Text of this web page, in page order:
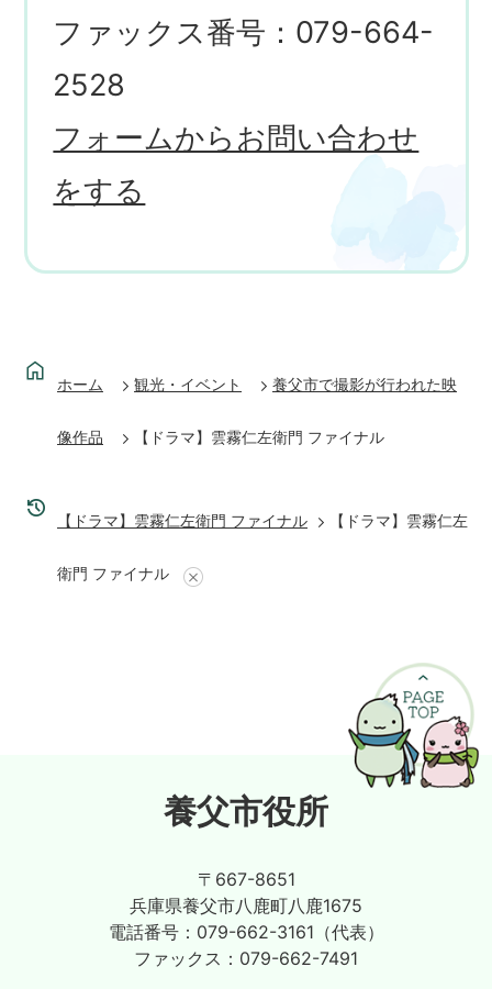
ファックス番号：079-664-
2528
フォームからお問い合わせ
をする
ホーム 観光・イベント 養父市で撮影が行われた映
像作品 【ドラマ】雲霧仁左衛門 ファイナル
【ドラマ】雲霧仁左衛門 ファイナル 【ドラマ】雲霧仁左
衛門 ファイナル
養父市役所
〒667-8651
兵庫県養父市八鹿町八鹿1675
電話番号： 079-662-3161（代表）
ファックス： 079-662-7491